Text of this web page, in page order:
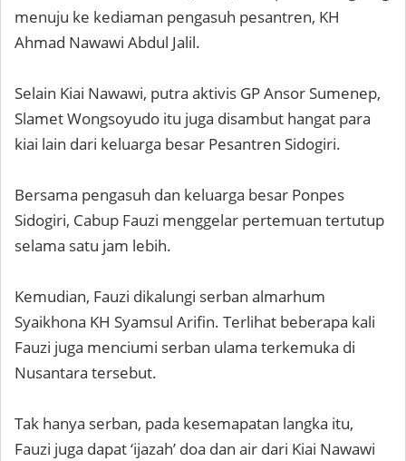
menuju ke kediaman pengasuh pesantren, KH
Ahmad Nawawi Abdul Jalil.
Selain Kiai Nawawi, putra aktivis GP Ansor Sumenep,
Slamet Wongsoyudo itu juga disambut hangat para
kiai lain dari keluarga besar Pesantren Sidogiri.
Bersama pengasuh dan keluarga besar Ponpes
Sidogiri, Cabup Fauzi menggelar pertemuan tertutup
selama satu jam lebih.
Kemudian, Fauzi dikalungi serban almarhum
Syaikhona KH Syamsul Arifin. Terlihat beberapa kali
Fauzi juga menciumi serban ulama terkemuka di
Nusantara tersebut.
Tak hanya serban, pada kesemapatan langka itu,
Fauzi juga dapat ‘ijazah’ doa dan air dari Kiai Nawawi